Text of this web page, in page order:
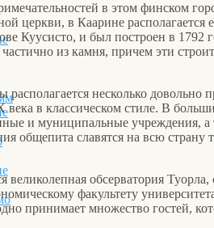
в этом финском
церкви, в Каарине
Куусисто, и был построен в 1792
частично из камня, причем эти
несколько довольно
в классическом стиле. В
и муниципальные учреждения,
общепита славятся на всю
великолепная обсерватория
факультету
принимает множество гостей,